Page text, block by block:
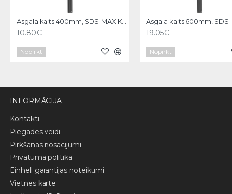
Asgala kalts 400mm, SDS-MAX KWB
10.80€
Nopirkt
19.05€
Nopirkt
INFORMĀCIJA
Kontakti
Piegādes veidi
Pirkšanas nosacījumi
Privātuma politika
Einhell garantijas noteikumi
Vietnes karte